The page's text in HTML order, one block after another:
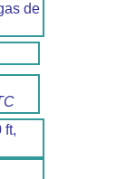
de
ft,